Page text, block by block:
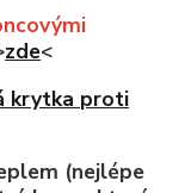
zde<
(nejlépe